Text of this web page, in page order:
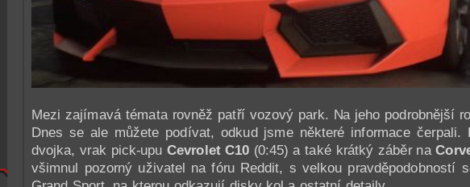
Mezi zajímavá témata rovněž patří vozový park. Na jeho podrobnější
Dnes se ale můžete podívat, odkud jsme některé informace
dvojka, vrak pick-upuCevrolet C10(0:45) a také krátký záběr na
všimnul pozorný uživatel na fóru Reddit, s velkou pravděpodobností